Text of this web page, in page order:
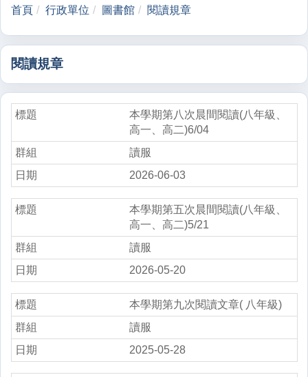
首頁 行政單位 圖書館 閱讀規章
閱讀規章
本學期第八次晨間閱讀(八年級、
高一、高二)6/04
讀服
2026-06-03
本學期第五次晨間閱讀(八年級、
高一、高二)5/21
讀服
2026-05-20
本學期第九次閱讀文章( 八年級)
讀服
2025-05-28